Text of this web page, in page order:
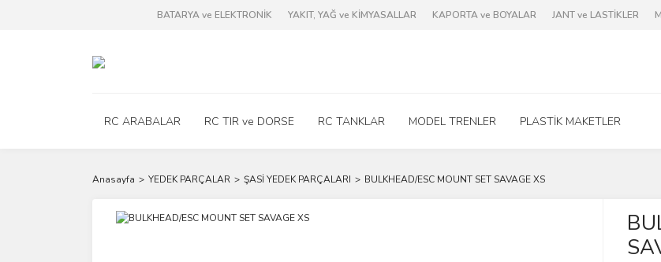
BATARYA ve ELEKTRONİK YAKIT, YAĞ ve KİMYASALLAR KAPORTA ve BOYALAR JANT ve LASTİKLER
RC ARABALAR RC TIR ve DORSE RC TANKLAR MODEL TRENLER PLASTİK MAKETLER
Anasayfa YEDEK PARÇALAR ŞASİ YEDEK PARÇALARI BULKHEAD/ESC MOUNT SET SAVAGE XS